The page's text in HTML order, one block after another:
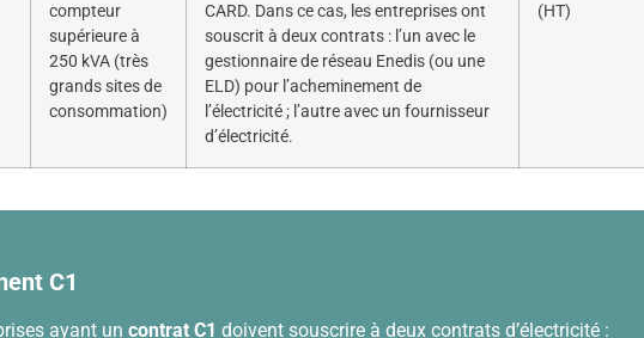
compteur
supérieure à
250 kVA (très
grands sites de
consommation)
CARD. Dans ce cas, les entreprises ont
souscrit à deux contrats : l’un avec le
gestionnaire de réseau Enedis (ou une
ELD) pour l’acheminement de
l’électricité ; l’autre avec un fournisseur
d’électricité.
(HT)
C1
ayant un contrat C1 doivent souscrire à deux contrats d’électricité :